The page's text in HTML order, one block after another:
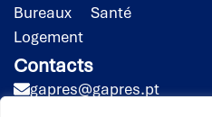
Bureaux
Logement
Santé
Contacts
gapres@gapres.pt